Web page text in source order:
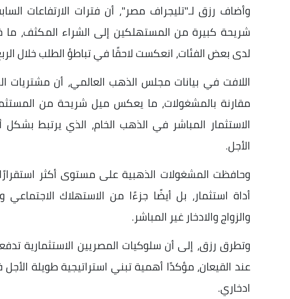
وأضاف رزق لـ"تليجراف مصر"، أن فترات الارتفاعات
شريحة كبيرة من المستهلكين إلى الشراء المكثف،
لدى بعض الفئات، انعكست لاحقًا في تباطؤ الطلب خلال الربع
اللافت في بيانات مجلس الذهب العالمي، أن
مقارنة بالمشغولات، ما يعكس ميل شريحة من
الاستثمار المباشر في الذهب الخام، الذي يرتبط بشكل
الأجل.
وحافظت المشغولات الذهبية على مستوى أكثر
أداة استثمار، بل أيضًا جزءًا من الاستهلاك الاجتماعي
والزواج والادخار غير المباشر.
وتطرق رزق، إلى أن سلوكيات المصريين الاستثمارية
عند القيعان، مؤكدًا أهمية تبني استراتيجية طويلة
ادخاري.